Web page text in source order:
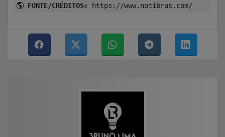
FONTE/CRÉDITOS: https://www.notibras.com/